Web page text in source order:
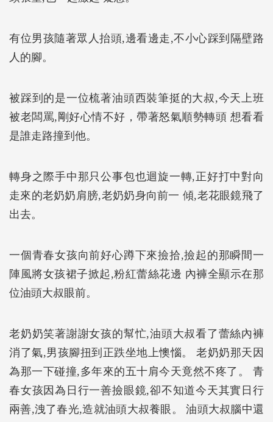
有位男孩隨著眾人抬頭,邊看邊走,不小心踩到隔壁路
人的腳。
被踩到的是一位梳著油頭西裝筆挺的大叔,今天上班
被老闆罵,剛好心情不好，帶著怒氣順勢轉頭 想看看
是誰走路撞到他。
轉身之際手中那只公事包也迴旋一轉,正好打中對向
走來的老奶奶肩膀,老奶奶身向前一 傾,老花眼鏡飛了
出去。
一個青春女孩向前好心蹲下來撿拾,撿起的那瞬間一
陣風將女孩裙子掀起,粉紅蕾絲花邊 內褲全顯示在那
位油頭大叔眼前。
老奶奶笑著謝謝女孩的幫忙,油頭大叔看了蕾絲內褲
消了氣,男孩腳扭到正跌坐地上懊惱。 老奶奶那天因
為那一下碰撞,多年來的五十肩今天竟然不疼了。 青
春女孩因為日行一善撿眼鏡,卻不知道今天其實日行
兩善,洩了春光,造就油頭大叔養眼。 油頭大叔腦中還